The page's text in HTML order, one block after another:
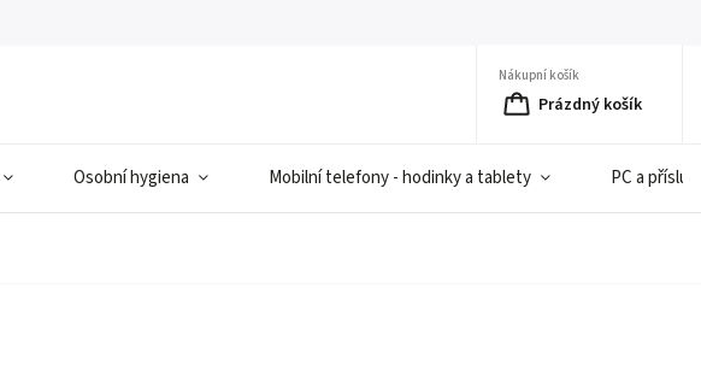
Nákupní košík
Prázdný košík
Osobní hygiena Mobilní telefony - hodinky a tablety PC a